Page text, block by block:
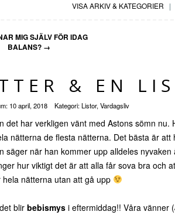
VISA ARKIV & KATEGORIER |
MIG SJÄLV FÖR IDAG
BALANS? →
& EN
10 april, 2018 Kategori:Listor, Vardagsliv
det har verkligen vänt med Astons sömn nu.
nätterna de flesta nätterna. Det bästa är att
när han kommer upp alldeles nyvaken
hur viktigt det är att alla får sova bra och
hela nätterna utan att gå upp
blir bebismysi eftermiddag!! Våra vänner